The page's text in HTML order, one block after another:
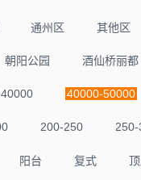
通州区 其他区
朝阳公园 酒仙桥丽都
40000-50000
200-250 250-
阳台 复式